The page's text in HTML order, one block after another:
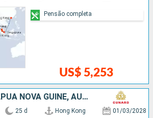
US$ 5,253
Pensão completa
CHINA, JAPÃO, PAPUA NOVA GUINÉ, AUSTRÁLIA
25 d Hong Kong 01/03/2028